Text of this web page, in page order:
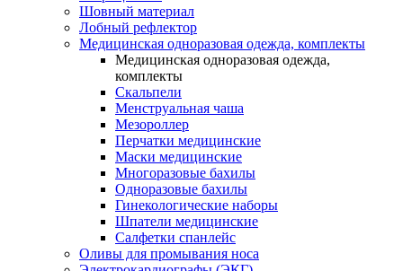
Шовный материал
Лобный рефлектор
Медицинская одноразовая одежда, комплекты
Медицинская одноразовая одежда,
комплекты
Скальпели
Менструальная чаша
Мезороллер
Перчатки медицинские
Маски медицинские
Многоразовые бахилы
Одноразовые бахилы
Гинекологические наборы
Шпатели медицинские
Салфетки спанлейс
Оливы для промывания носа